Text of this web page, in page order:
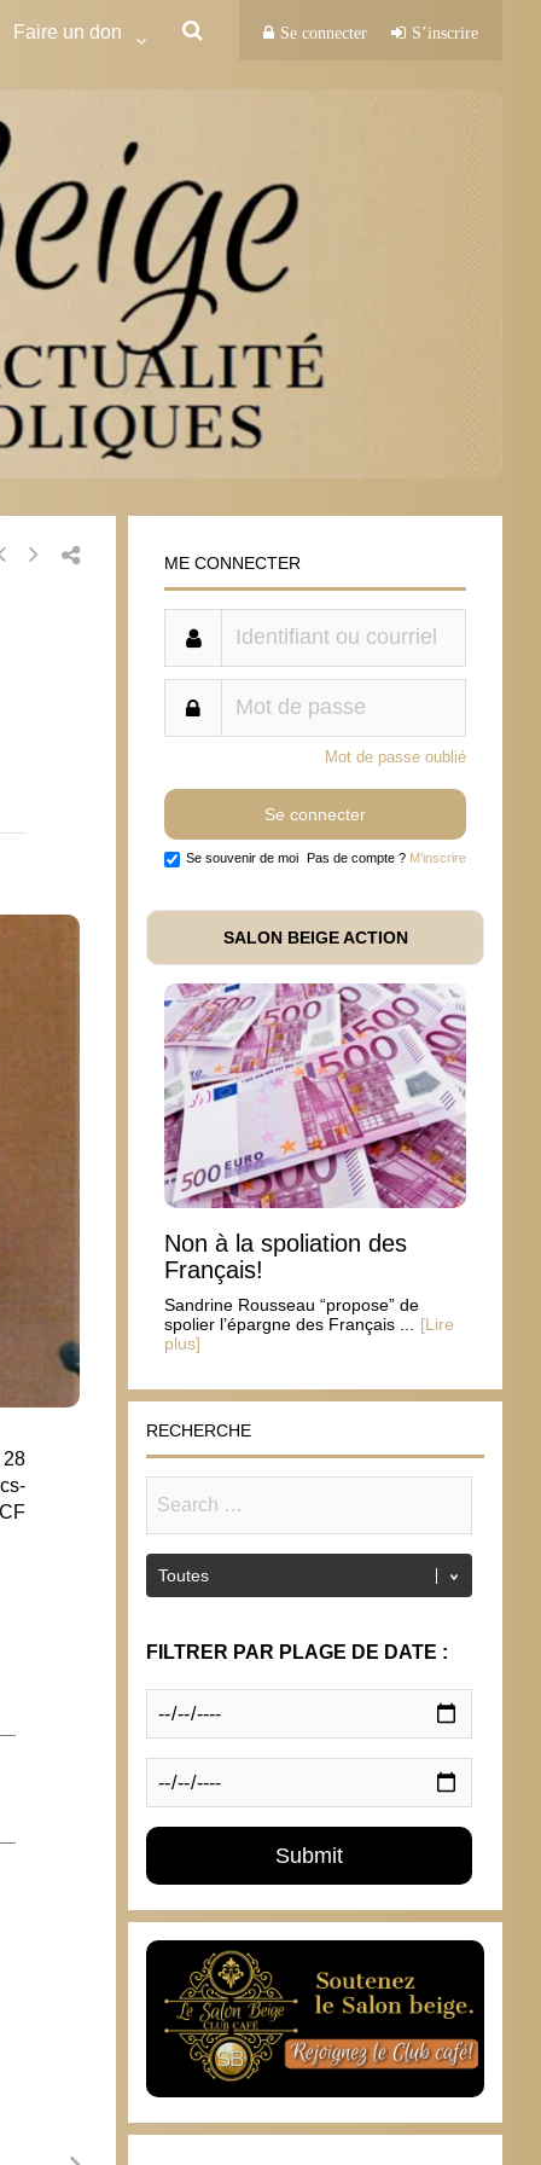
Faire un don Se connecter S’inscrire
28
ME CONNECTER
Mot de passe oublié
Se souvenir de moi Pas de compte ? M'inscrire
SALON BEIGE ACTION
Non à la spoliation des
Français!
Sandrine Rousseau “propose” de
spolier l’épargne des Français ...
[Lire
plus]
RECHERCHE
FILTRER PAR PLAGE DE DATE :